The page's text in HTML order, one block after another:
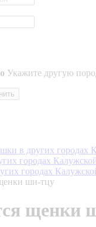
Укажите другую
в других городах
городах
городах
ши-тцу
щенки